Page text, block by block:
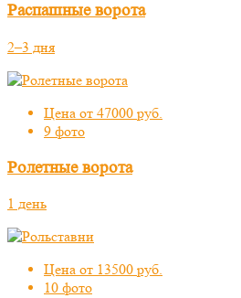
Распашные ворота
2–3 дня
Цена от 47000 руб.
9 фото
Ролетные ворота
1 день
Цена от 13500 руб.
10 фото